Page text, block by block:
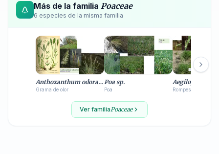
Más de la familia Poaceae
6 especies de la misma familia
Anthoxanthum odoratum
Grama de olor
Poa sp.
Poa
Aegilops
Rompesacos
Ver familiaPoaceae